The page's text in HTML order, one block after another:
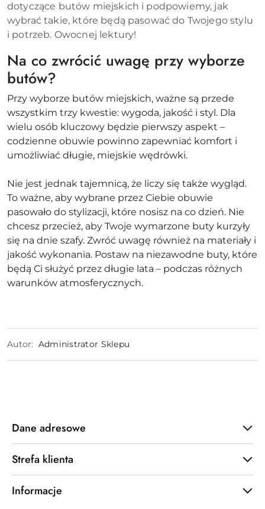
dotyczące butów miejskich i podpowiemy, jak
wybrać takie, które będą pasować do Twojego stylu
i potrzeb. Owocnej lektury!
Na co zwrócić uwagę przy wyborze
butów?
Przy wyborze butów miejskich, ważne są przede
wszystkim trzy kwestie: wygoda, jakość i styl. Dla
wielu osób kluczowy będzie pierwszy aspekt –
codzienne obuwie powinno zapewniać komfort i
umożliwiać długie, miejskie wędrówki.
Nie jest jednak tajemnicą, że liczy się także wygląd.
To ważne, aby wybrane przez Ciebie obuwie
pasowało do stylizacji, które nosisz na co dzień. Nie
chcesz przecież, aby Twoje wymarzone buty kurzyły
się na dnie szafy. Zwróć uwagę również na materiały i
jakość wykonania. Postaw na niezawodne buty, które
będą Ci służyć przez długie lata – podczas różnych
warunków atmosferycznych.
Autor: Administrator Sklepu
Dane adresowe
Strefa klienta
Informacje